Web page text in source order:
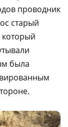
проводник
старый
который
была